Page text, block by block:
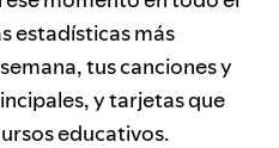
estadísticas más
tus canciones y
y tarjetas que
educativos.